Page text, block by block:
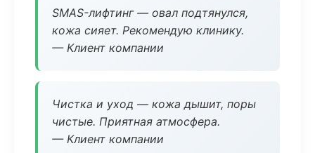
SMAS-лифтинг — овал подтянулся,
кожа сияет. Рекомендую клинику.
— Клиент компании
Чистка и уход — кожа дышит, поры
чистые. Приятная атмосфера.
— Клиент компании